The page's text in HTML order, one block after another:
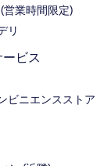
営業時間限定)
リ
ビス
ビニエンスストア